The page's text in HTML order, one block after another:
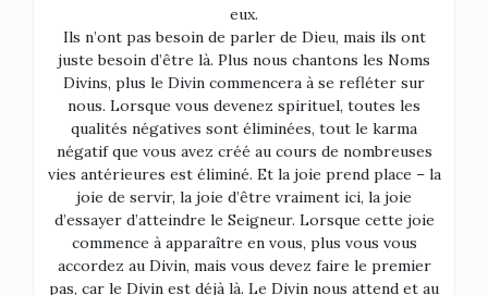
eux.
Ils n’ont pas besoin de parler de Dieu, mais ils ont
juste besoin d’être là. Plus nous chantons les Noms
Divins, plus le Divin commencera à se refléter sur
nous. Lorsque vous devenez spirituel, toutes les
qualités négatives sont éliminées, tout le karma
négatif que vous avez créé au cours de nombreuses
vies antérieures est éliminé. Et la joie prend place – la
joie de servir, la joie d’être vraiment ici, la joie
d’essayer d’atteindre le Seigneur. Lorsque cette joie
commence à apparaître en vous, plus vous vous
accordez au Divin, mais vous devez faire le premier
pas, car le Divin est déjà là. Le Divin nous attend et au